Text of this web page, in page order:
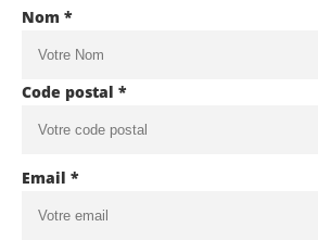
Nom *
Code postal *
Email *